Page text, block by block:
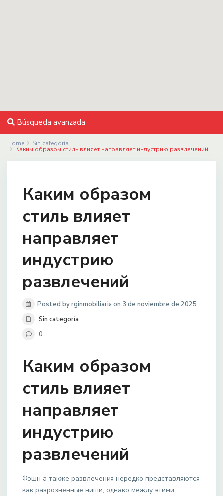
Búsqueda avanzada
Home Sin categoría
Каким образом стиль влияет направляет индустрию развлечений
Каким образом
стиль влияет
направляет
индустрию
развлечений
Posted by rginmobiliaria on 3 de noviembre de 2025
Sin categoría
0
Каким образом
стиль влияет
направляет
индустрию
развлечений
Фэшн а также развлечения нередко представляются
как разрозненные ниши, однако между этими